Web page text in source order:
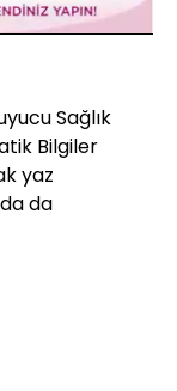
Oynatma
Hızı
Sağlık
Bilgiler
yaz
da